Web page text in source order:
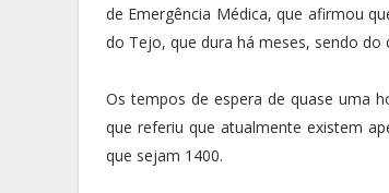
de Emergência Médica, que afirmou
do Tejo, que dura há meses, sendo
Os tempos de espera de quase uma
que referiu que atualmente existem
que sejam 1400.